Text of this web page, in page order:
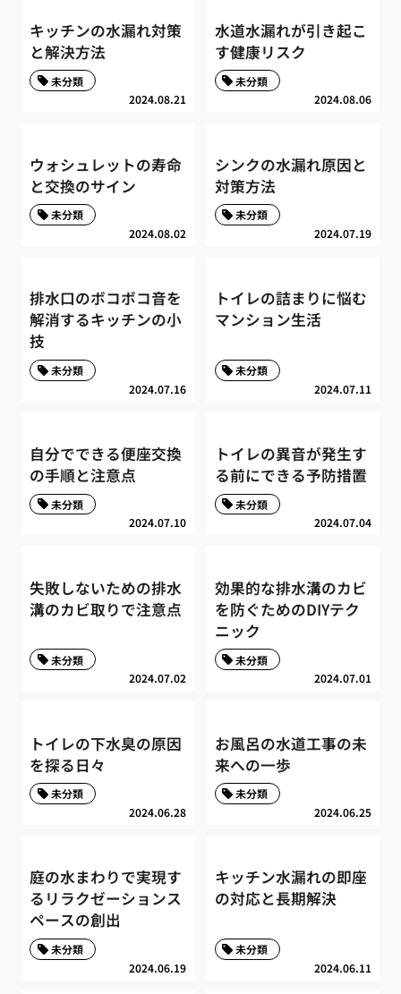
キッチンの水漏れ対策
と解決方法
2024.08.21
未分類
水道水漏れが引き起こ
す健康リスク
2024.08.06
未分類
ウォシュレットの寿命
と交換のサイン
2024.08.02
未分類
シンクの水漏れ原因と
対策方法
2024.07.19
未分類
排水口のボコボコ音を
解消するキッチンの小
技
2024.07.16
未分類
トイレの詰まりに悩む
マンション生活
2024.07.11
未分類
自分でできる便座交換
の手順と注意点
2024.07.10
未分類
トイレの異音が発生す
る前にできる予防措置
2024.07.04
未分類
失敗しないための排水
溝のカビ取りで注意点
2024.07.02
未分類
効果的な排水溝のカビ
を防ぐためのDIYテク
ニック
2024.07.01
未分類
トイレの下水臭の原因
を探る日々
2024.06.28
未分類
お風呂の水道工事の未
来への一歩
2024.06.25
未分類
庭の水まわりで実現す
るリラクゼーションス
ペースの創出
2024.06.19
未分類
キッチン水漏れの即座
の対応と長期解決
2024.06.11
未分類